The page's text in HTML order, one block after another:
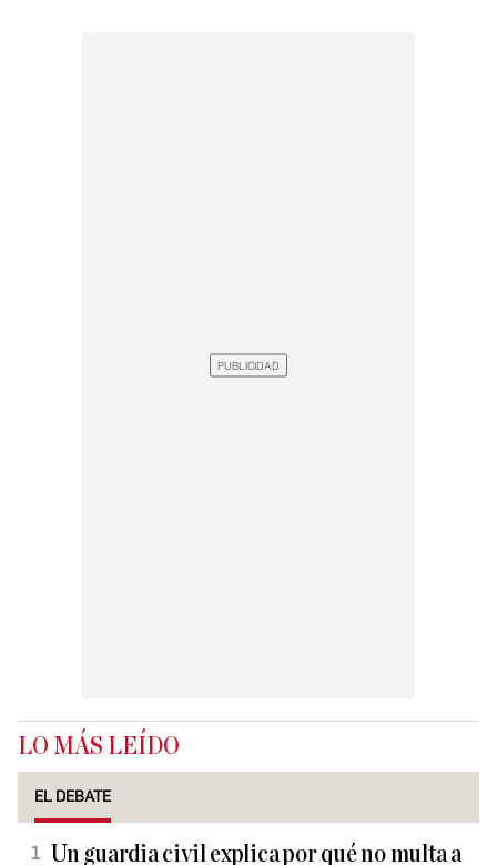
LO MÁS LEÍDO
EL DEBATE
Un guardia civil explica por qué no multa a